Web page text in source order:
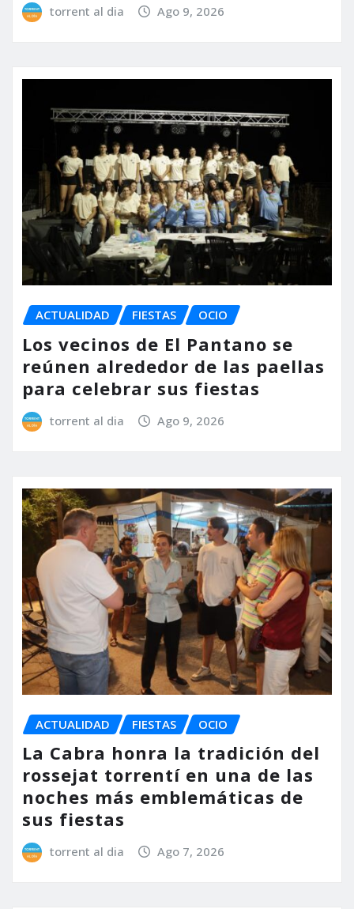
torrent al dia Ago 9, 2026
ACTUALIDAD FIESTAS OCIO
Los vecinos de El Pantano se
reúnen alrededor de las paellas
para celebrar sus fiestas
torrent al dia Ago 9, 2026
ACTUALIDAD FIESTAS OCIO
La Cabra honra la tradición del
rossejat torrentí en una de las
noches más emblemáticas de
sus fiestas
torrent al dia Ago 7, 2026